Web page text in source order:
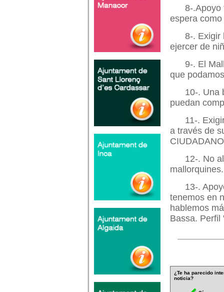
8-
espera
8-. Exigir
ejercer de
9-. El
que
10-. Una
puedan
11-.
a través de
12-. No
13-.
tenemos en
hablemos
Bassa. Perfil
¿Te ha parecido
noticia?